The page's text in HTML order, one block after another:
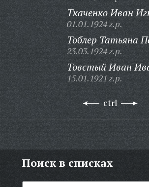
Ткаченко Иван
01.01.1924 г.р.
Тоблер Татьяна
23.03.1924 г.р.
Товстый Иван
15.01.1921 г.р.
ctrl
Поиск в списках